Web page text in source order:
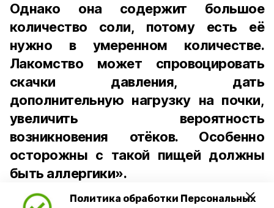
Политика обработки Персональных
Однако она содержит большое
количество соли, потому есть её
нужно в умеренном количестве.
Лакомство может спровоцировать
скачки давления, дать
дополнительную нагрузку на почки,
увеличить вероятность
возникновения отёков. Особенно
осторожны с такой пищей должны
быть аллергики».
Для взрослого человека безопасной